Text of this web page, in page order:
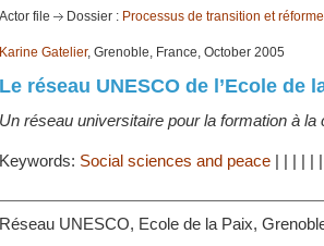
Actor file Dossier : Processus de transition et
Karine Gatelier, Grenoble, France, October 2005
Le réseau UNESCO de l’Ecole de
Un réseau universitaire pour la formation à
Keywords: Social sciences and peace | | | | | |
Réseau UNESCO, Ecole de la Paix,